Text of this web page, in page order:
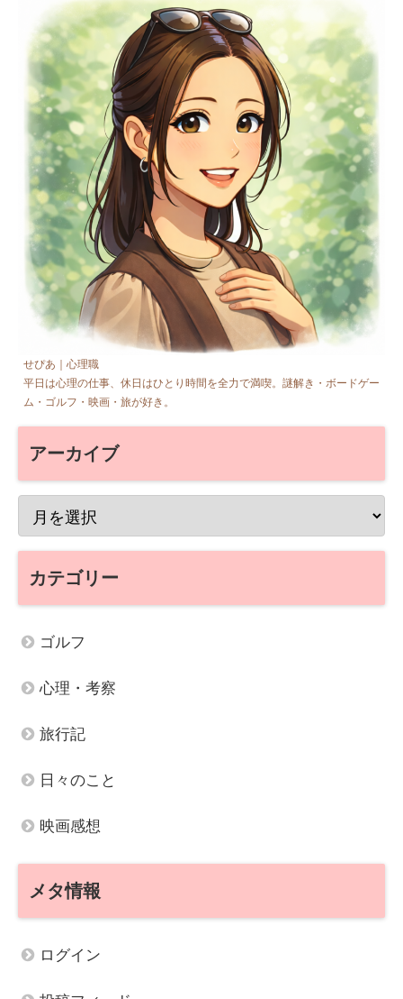
せぴあ｜心理職
平日は心理の仕事、休日はひとり時間を全力で満喫。謎解き・ボードゲー
ム・ゴルフ・映画・旅が好き。
アーカイブ
カテゴリー
ゴルフ
心理・考察
旅行記
日々のこと
映画感想
メタ情報
ログイン